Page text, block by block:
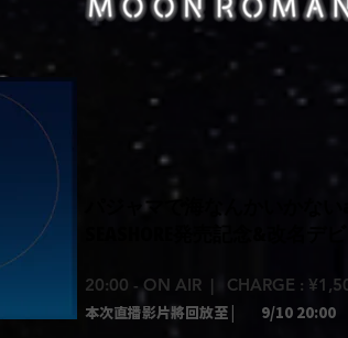
パジャマで海なんかいかな
20:00 - ON AIR | CHARGE :
本次直播影片將回放至 |
9/10 20:00